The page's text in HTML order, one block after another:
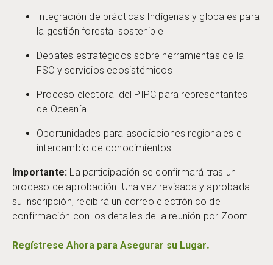
Integración de prácticas Indígenas y globales para
la gestión forestal sostenible
Debates estratégicos sobre herramientas de la
FSC y servicios ecosistémicos
Proceso electoral del PIPC para representantes
de Oceanía
Oportunidades para asociaciones regionales e
intercambio de conocimientos
Importante: La participación se confirmará tras un
proceso de aprobación. Una vez revisada y aprobada
su inscripción, recibirá un correo electrónico de
confirmación con los detalles de la reunión por Zoom.
Regístrese Ahora para Asegurar su Lugar.